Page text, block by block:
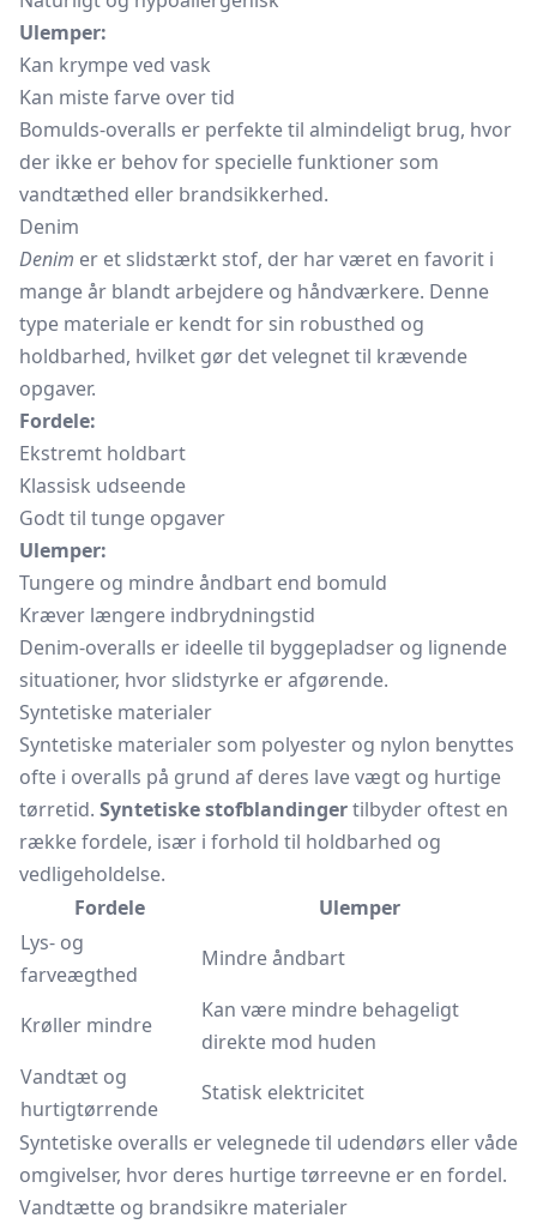
Ulemper:
Kan krympe ved vask
Kan miste farve over tid
Bomulds-overalls er perfekte til almindeligt brug, hvor
der ikke er behov for specielle funktioner som
vandtæthed eller brandsikkerhed.
Denim
Denim er et slidstærkt stof, der har været en favorit i
mange år blandt arbejdere og håndværkere. Denne
type materiale er kendt for sin robusthed og
holdbarhed, hvilket gør det velegnet til krævende
opgaver.
Fordele:
Ekstremt holdbart
Klassisk udseende
Godt til tunge opgaver
Ulemper:
Tungere og mindre åndbart end bomuld
Kræver længere indbrydningstid
Denim-overalls er ideelle til byggepladser og lignende
situationer, hvor slidstyrke er afgørende.
Syntetiske materialer
Syntetiske materialer som polyester og nylon benyttes
ofte i overalls på grund af deres lave vægt og hurtige
tørretid. Syntetiske stofblandingertilbyder oftest en
række fordele, især i forhold til holdbarhed og
vedligeholdelse.
Fordele
Ulemper
Lys- og
farveægthed
Mindre åndbart
Krøller mindre
Kan være mindre behageligt
direkte mod huden
Vandtæt og
hurtigtørrende
Statisk elektricitet
Syntetiske overalls er velegnede til udendørs eller våde
omgivelser, hvor deres hurtige tørreevne er en fordel.
Vandtætte og brandsikre materialer